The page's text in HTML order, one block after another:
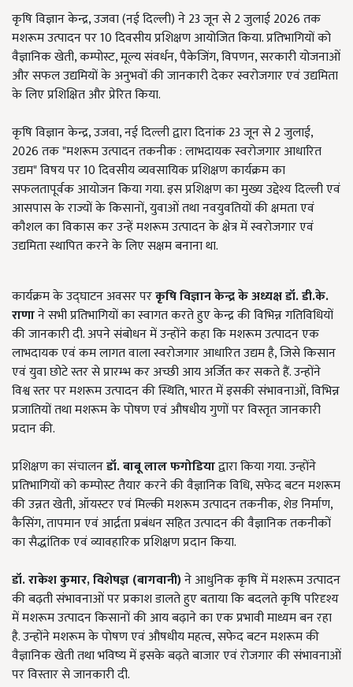
कृषि विज्ञान केन्द्र, उजवा (नई दिल्ली) ने 23 जून से 2 जुलाई 2026 तक
मशरूम उत्पादन पर 10 दिवसीय प्रशिक्षण आयोजित किया. प्रतिभागियों को
वैज्ञानिक खेती, कम्पोस्ट, मूल्य संवर्धन, पैकेजिंग, विपणन, सरकारी योजनाओं
और सफल उद्यमियों के अनुभवों की जानकारी देकर स्वरोजगार एवं उद्यमिता
के लिए प्रशिक्षित और प्रेरित किया.
कृषि विज्ञान केन्द्र, उजवा, नई दिल्ली द्वारा दिनांक 23 जून से 2 जुलाई,
2026 तक "मशरूम उत्पादन तकनीक : लाभदायक स्वरोजगार आधारित
उद्यम" विषय पर 10 दिवसीय व्यवसायिक प्रशिक्षण कार्यक्रम का
सफलतापूर्वक आयोजन किया गया. इस प्रशिक्षण का मुख्य उद्देश्य दिल्ली एवं
आसपास के राज्यों के किसानों, युवाओं तथा नवयुवतियों की क्षमता एवं
कौशल का विकास कर उन्हें मशरूम उत्पादन के क्षेत्र में स्वरोजगार एवं
उद्यमिता स्थापित करने के लिए सक्षम बनाना था.
कार्यक्रम के उद्घाटन अवसर परकृषि विज्ञान केन्द्र के अध्यक्षडॉ. डी.के.
राणाने सभी प्रतिभागियों का स्वागत करते हुए केन्द्र की विभिन्न गतिविधियों
की जानकारी दी. अपने संबोधन में उन्होंने कहा कि मशरूम उत्पादन एक
लाभदायक एवं कम लागत वाला स्वरोजगार आधारित उद्यम है, जिसे किसान
एवं युवा छोटे स्तर से प्रारम्भ कर अच्छी आय अर्जित कर सकते हैं. उन्होंने
विश्व स्तर पर मशरूम उत्पादन की स्थिति, भारत में इसकी संभावनाओं, विभिन्न
प्रजातियों तथा मशरूम के पोषण एवं औषधीय गुणों पर विस्तृत जानकारी
प्रदान की.
प्रशिक्षण का संचालनडॉ. बाबू लाल फगोडियाद्वारा किया गया. उन्होंने
प्रतिभागियों को कम्पोस्ट तैयार करने की वैज्ञानिक विधि, सफेद बटन मशरूम
की उन्नत खेती, ऑयस्टर एवं मिल्की मशरूम उत्पादन तकनीक, शेड निर्माण,
कैसिंग, तापमान एवं आर्द्रता प्रबंधन सहित उत्पादन की वैज्ञानिक तकनीकों
का सैद्धांतिक एवं व्यावहारिक प्रशिक्षण प्रदान किया.
डॉ. राकेश कुमार, विशेषज्ञ (बागवानी)ने आधुनिक कृषि में मशरूम उत्पादन
की बढ़ती संभावनाओं पर प्रकाश डालते हुए बताया कि बदलते कृषि परिदृश्य
में मशरूम उत्पादन किसानों की आय बढ़ाने का एक प्रभावी माध्यम बन रहा
है. उन्होंने मशरूम के पोषण एवं औषधीय महत्व, सफेद बटन मशरूम की
वैज्ञानिक खेती तथा भविष्य में इसके बढ़ते बाजार एवं रोजगार की संभावनाओं
पर विस्तार से जानकारी दी.